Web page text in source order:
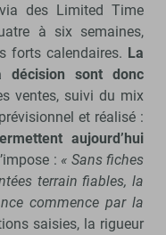
des Limited Time
à six semaines,
forts calendaires. La
sont donc
ventes, suivi du mix
et réalisé :
aujourd’hui
: « Sans fiches
terrain fiables, la
commence par la
saisies, la rigueur